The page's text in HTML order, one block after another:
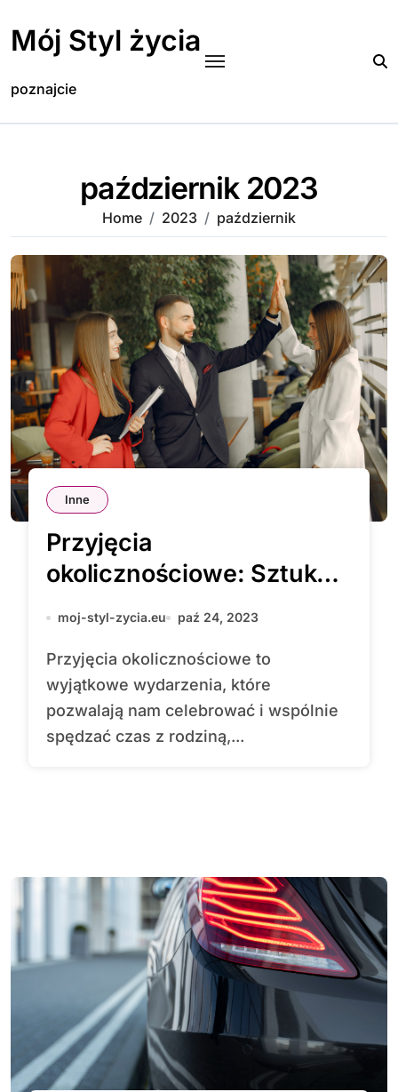
content
Mój Styl życia
poznajcie
październik 2023
Home 2023 październik
Inne
Przyjęcia
okolicznościowe: Sztuka
Celebracji
moj-styl-zycia.eu paź 24, 2023
Przyjęcia okolicznościowe to
wyjątkowe wydarzenia, które
pozwalają nam celebrować i wspólnie
spędzać czas z rodziną,...